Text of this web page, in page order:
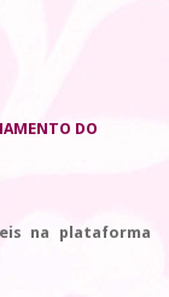
DO
na plataforma